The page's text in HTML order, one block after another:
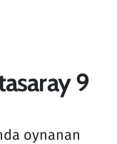
9
oynanan